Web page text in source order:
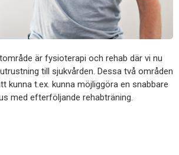
är fysioterapi och rehab där vi nu
till sjukvården. Dessa två områden
kunna t.ex. kunna möjliggöra en snabbare
med efterföljande rehabträning.